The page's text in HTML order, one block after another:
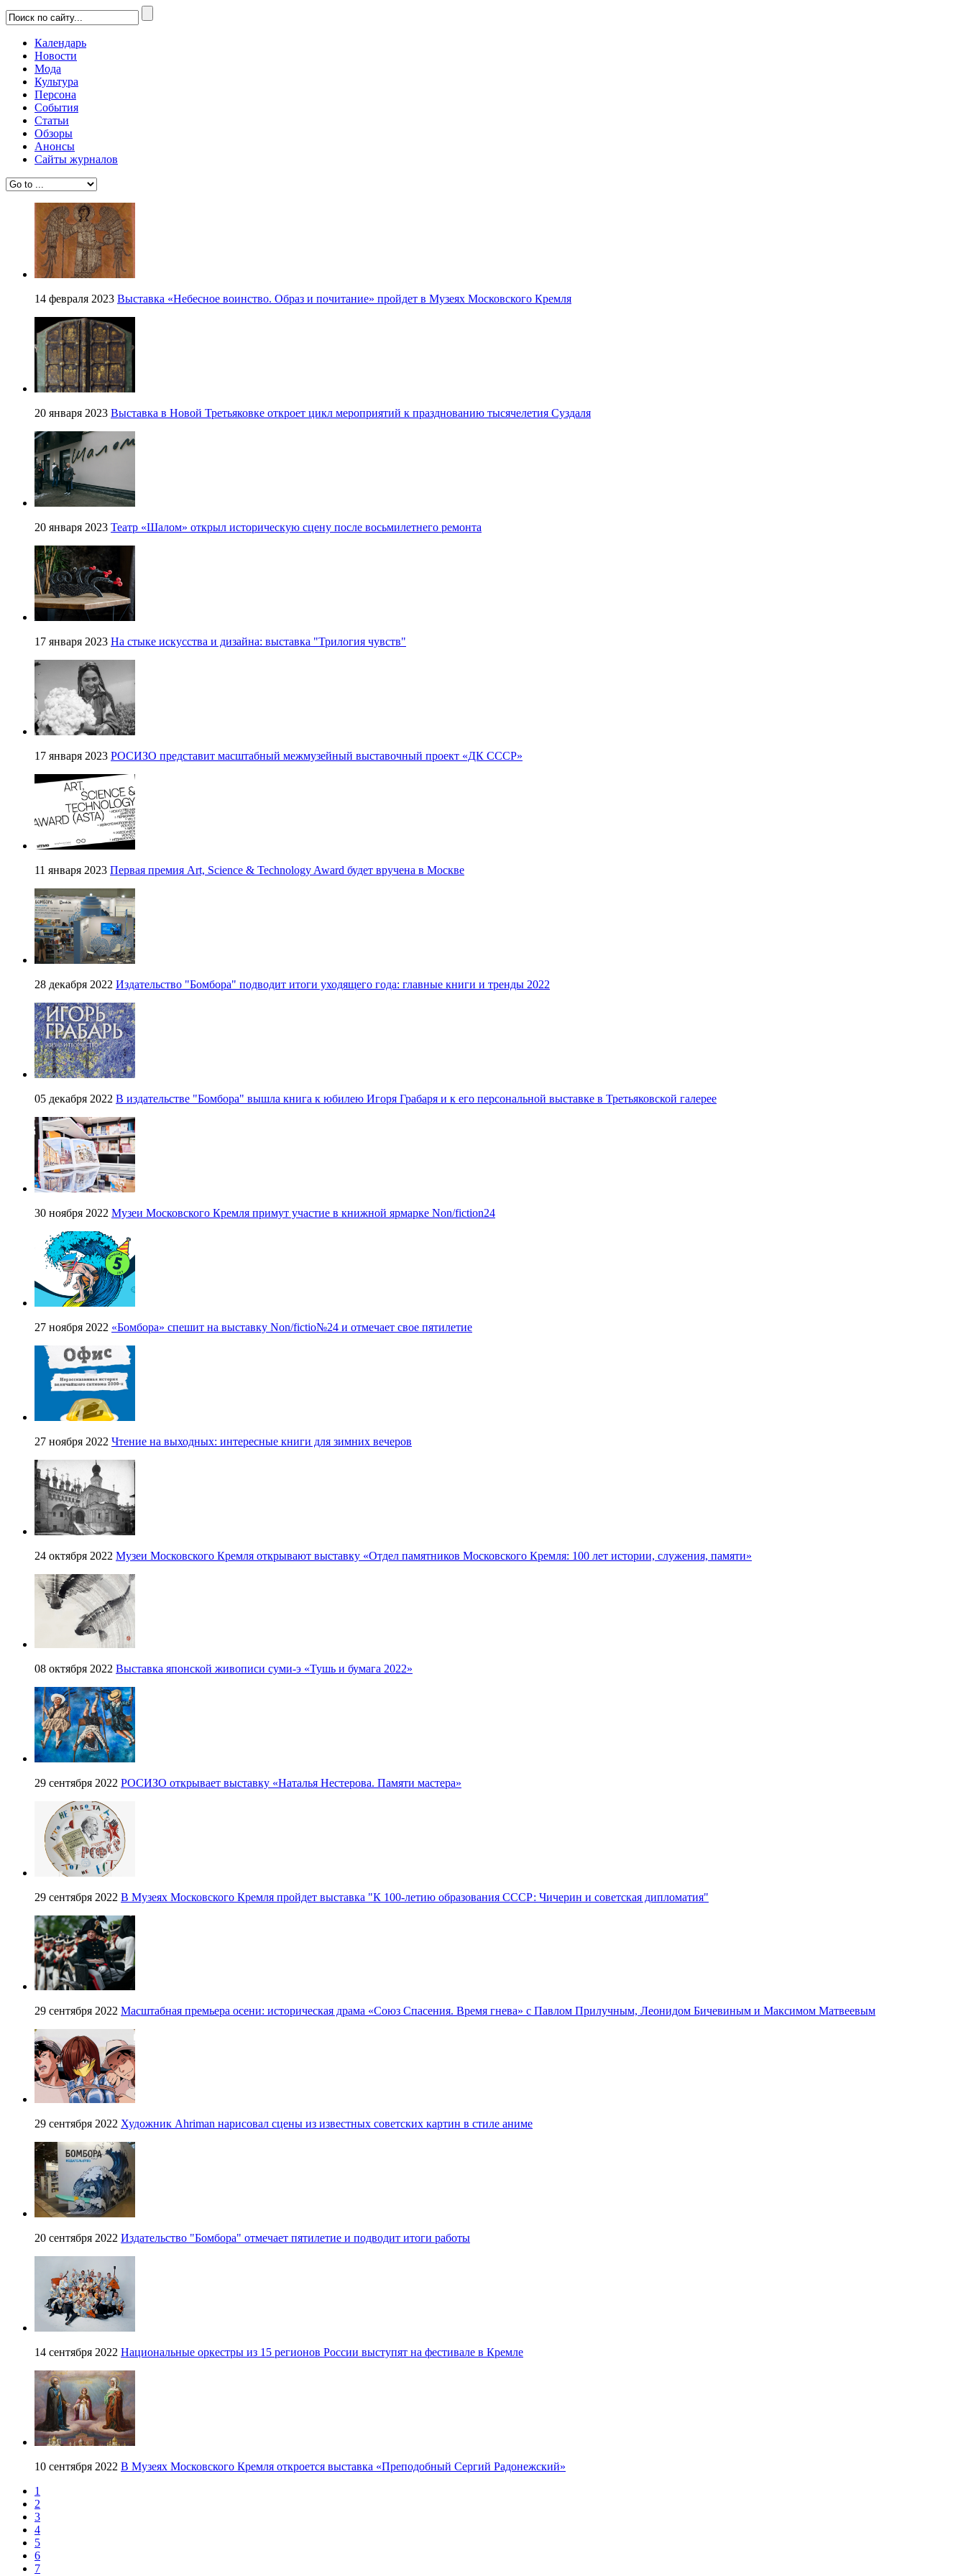
Календарь
Новости
Мода
Культура
Персона
События
Статьи
Обзоры
Анонсы
Сайты журналов
14 февраля 2023 Выставка «Небесное воинство. Образ и почитание» пройдет в Музеях Московского Кремля
20 января 2023 Выставка в Новой Третьяковке откроет цикл мероприятий к празднованию тысячелетия Суздаля
20 января 2023 Театр «Шалом» открыл историческую сцену после восьмилетнего ремонта
17 января 2023 На стыке искусства и дизайна: выставка "Трилогия чувств"
17 января 2023 РОСИЗО представит масштабный межмузейный выставочный проект «ДК СССР»
11 января 2023 Первая премия Art, Science & Technology Award будет вручена в Москве
28 декабря 2022 Издательство "Бомбора" подводит итоги уходящего года: главные книги и тренды 2022
05 декабря 2022 В издательстве "Бомбора" вышла книга к юбилею Игоря Грабаря и к его персональной выставке в Третьяковской галерее
30 ноября 2022 Музеи Московского Кремля примут участие в книжной ярмарке Non/fiction24
27 ноября 2022 «Бомбора» спешит на выставку Non/fictio№24 и отмечает свое пятилетие
27 ноября 2022 Чтение на выходных: интересные книги для зимних вечеров
24 октября 2022 Музеи Московского Кремля открывают выставку «Отдел памятников Московского Кремля: 100 лет истории, служения, памяти»
08 октября 2022 Выставка японской живописи суми-э «Тушь и бумага 2022»
29 сентября 2022 РОСИЗО открывает выставку «Наталья Нестерова. Памяти мастера»
29 сентября 2022 В Музеях Московского Кремля пройдет выставка "К 100-летию образования СССР: Чичерин и советская дипломатия"
29 сентября 2022 Масштабная премьера осени: историческая драма «Союз Спасения. Время гнева» с Павлом Прилучным, Леонидом Бичевиным и Максимом Матвеевым
29 сентября 2022 Художник Ahriman нарисовал сцены из известных советских картин в стиле аниме
20 сентября 2022 Издательство "Бомбора" отмечает пятилетие и подводит итоги работы
14 сентября 2022 Национальные оркестры из 15 регионов России выступят на фестивале в Кремле
10 сентября 2022 В Музеях Московского Кремля откроется выставка «Преподобный Сергий Радонежский»
1
2
3
4
5
6
7